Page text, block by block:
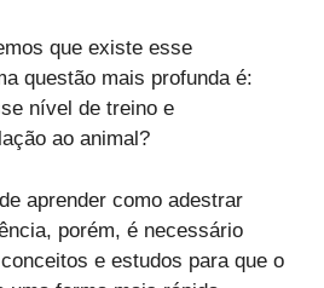
que existe esse
questão mais profunda é:
nível de treino e
ao animal?
aprender como adestrar
porém, é necessário
e estudos para que o